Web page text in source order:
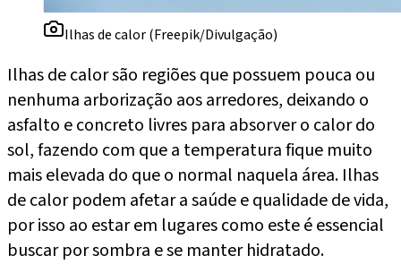
Ilhas de calor (Freepik/Divulgação)
Ilhas de calor são regiões que possuem pouca ou
nenhuma arborização aos arredores, deixando o
asfalto e concreto livres para absorver o calor do
sol, fazendo com que a temperatura fique muito
mais elevada do que o normal naquela área. Ilhas
de calor podem afetar a saúde e qualidade de vida,
por isso ao estar em lugares como este é essencial
buscar por sombra e se manter hidratado.